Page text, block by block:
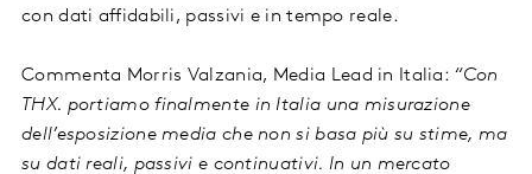
con dati affidabili, passivi e in tempo reale.
Commenta Morris Valzania, Media Lead in Italia: “Con
THX. portiamo finalmente in Italia una misurazione
dell’esposizione media che non si basa più su stime, ma
su dati reali, passivi e continuativi. In un mercato